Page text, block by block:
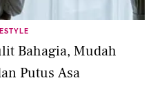
Bahagia, Mudah
Putus Asa